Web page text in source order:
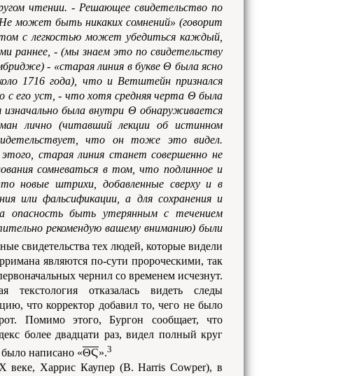
чтении. - Решающее свидетельство по
может быть никаких сомнений» (говорит
с легкостью может убедиться каждый,
раннее, - (мы знаем это по свидетельству
- «старая линия в букве Θ была ясно
1716 года), что и Ветштейн признался
с его уст, - что хотя средняя черта Θ была
была внутри Θ обнаруживается
лично (читавший лекции об истинном
что он тоже это видел.
старая линия станет совершенно не
сомневаться в том, что подлинное и
новые штрихи, добавленные сверху и в
или фальсификации, а для сохранения и
опасность быть утерянным с течением
рекомендую вашему вниманию) были
свидетельства тех людей, которые видели
являются по-сути пророческими, так
чернил со временем исчезнут.
отказалась видеть следы
что корректор добавил то, чего не было
Помимо этого, Бургон сообщает, что
более двадцати раз, видел полный круг
написано «ΘϚ».3
веке, Харрис Каупер (B. Harris Cowper), в